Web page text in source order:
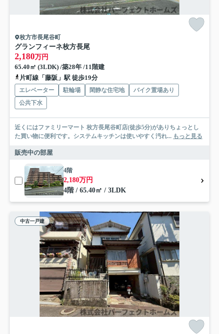
枚方市長尾谷町
グランフィーネ枚方長尾
2,180万円
65.40㎡ (3LDK) /築28年 /11階建
片町線「藤阪」駅 徒歩19分
エレベーター 駐輪場 閑静な住宅地
バイク置場あり
公共下水
近くにはファミリーマート 枚方長尾谷町店(徒歩5分)がありちょっとし
た買い物に便利です。システムキッチンは使いやすく汚れ... もっと見る
販売中の部屋
4階
2,180万円
4階 / 65.40㎡ / 3LDK
中古一戸建